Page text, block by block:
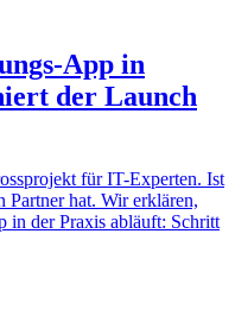
App in
der Launch
für IT-Experten. Ist
Partner hat. Wir erklären,
in der Praxis abläuft: Schritt